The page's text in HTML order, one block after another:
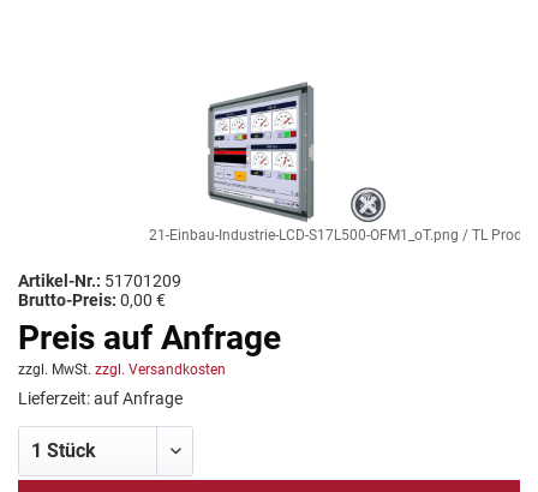
21-Einbau-Industrie-LCD-S17L500-OFM1_oT.png / TL
Artikel-Nr.: 51701209
Brutto-Preis: 0,00 €
Preis auf Anfrage
zzgl. MwSt. zzgl. Versandkosten
Lieferzeit: auf Anfrage